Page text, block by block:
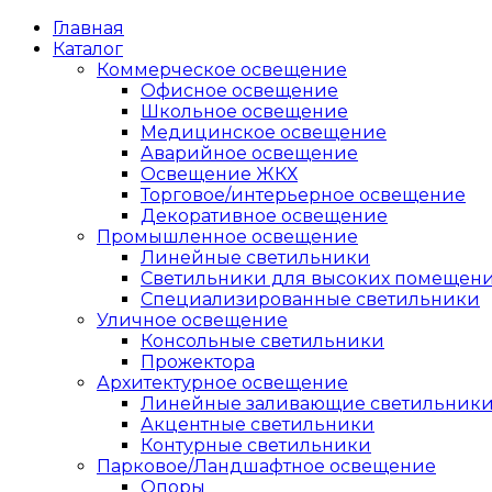
Главная
Каталог
Коммерческое освещение
Офисное освещение
Школьное освещение
Медицинское освещение
Аварийное освещение
Освещение ЖКХ
Торговое/интерьерное освещение
Декоративное освещение
Промышленное освещение
Линейные светильники
Светильники для высоких
Специализированные светильники
Уличное освещение
Консольные светильники
Прожектора
Архитектурное освещение
Линейные заливающие
Акцентные светильники
Контурные светильники
Парковое/Ландшафтное освещение
Опоры